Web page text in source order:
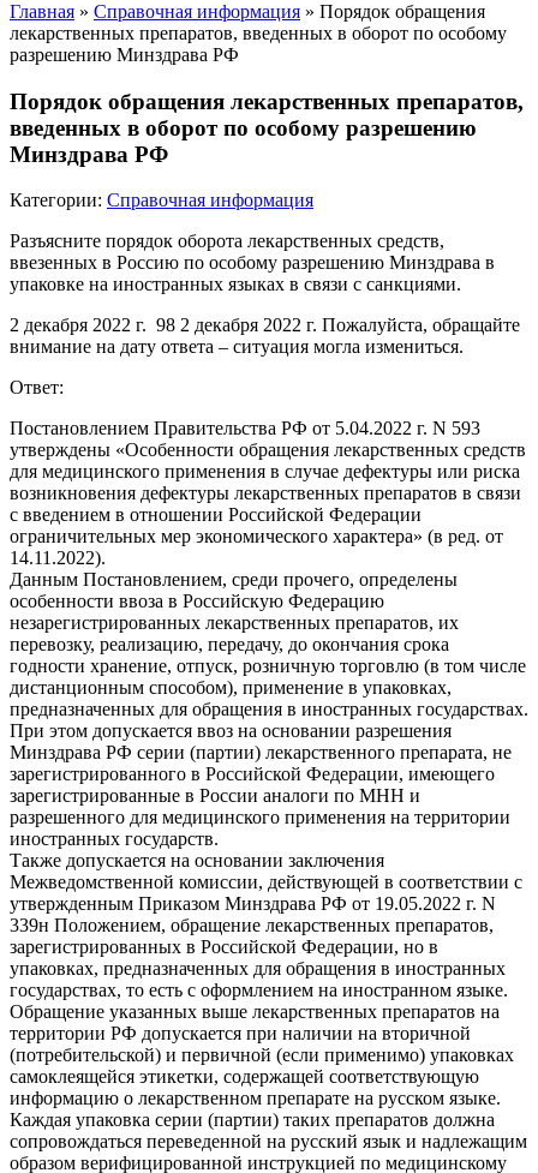
Главная » Справочная информация » Порядок обращения
лекарственных препаратов, введенных в оборот по особому
разрешению Минздрава РФ
Порядок обращения лекарственных препаратов,
введенных в оборот по особому разрешению
Минздрава РФ
Категории: Справочная информация
Разъясните порядок оборота лекарственных средств,
ввезенных в Россию по особому разрешению Минздрава в
упаковке на иностранных языках в связи с санкциями.
2 декабря 2022 г. 98 2 декабря 2022 г. Пожалуйста, обращайте
внимание на дату ответа – ситуация могла измениться.
Ответ:
Постановлением Правительства РФ от 5.04.2022 г. N 593
утверждены «Особенности обращения лекарственных средств
для медицинского применения в случае дефектуры или риска
возникновения дефектуры лекарственных препаратов в связи
с введением в отношении Российской Федерации
ограничительных мер экономического характера» (в ред. от
14.11.2022).
Данным Постановлением, среди прочего, определены
особенности ввоза в Российскую Федерацию
незарегистрированных лекарственных препаратов, их
перевозку, реализацию, передачу, до окончания срока
годности хранение, отпуск, розничную торговлю (в том числе
дистанционным способом), применение в упаковках,
предназначенных для обращения в иностранных государствах.
При этом допускается ввоз на основании разрешения
Минздрава РФ серии (партии) лекарственного препарата, не
зарегистрированного в Российской Федерации, имеющего
зарегистрированные в России аналоги по МНН и
разрешенного для медицинского применения на территории
иностранных государств.
Также допускается на основании заключения
Межведомственной комиссии, действующей в соответствии с
утвержденным Приказом Минздрава РФ от 19.05.2022 г. N
339н Положением, обращение лекарственных препаратов,
зарегистрированных в Российской Федерации, но в
упаковках, предназначенных для обращения в иностранных
государствах, то есть с оформлением на иностранном языке.
Обращение указанных выше лекарственных препаратов на
территории РФ допускается при наличии на вторичной
(потребительской) и первичной (если применимо) упаковках
самоклеящейся этикетки, содержащей соответствующую
информацию о лекарственном препарате на русском языке.
Каждая упаковка серии (партии) таких препаратов должна
сопровождаться переведенной на русский язык и надлежащим
образом верифицированной инструкцией по медицинскому